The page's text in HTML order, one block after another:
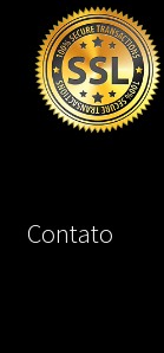
Contato